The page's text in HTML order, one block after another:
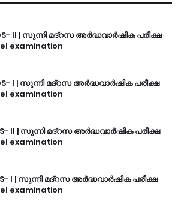
II | സുന്നി മദ്റസ അർദ്ധവാർഷിക പരീക്ഷ
examination
I | സുന്നി മദ്റസ അർദ്ധവാർഷിക പരീക്ഷ
examination
II | സുന്നി മദ്റസ അർദ്ധവാർഷിക പരീക്ഷ
examination
I | സുന്നി മദ്റസ അർദ്ധവാർഷിക പരീക്ഷ
examination